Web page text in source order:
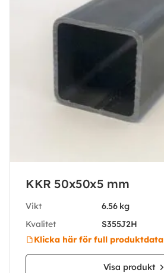
KKR 50x50x5 mm
Vikt
6.56 kg
Kvalitet
S355J2H
Klicka här för full produktdata
Visa produkt